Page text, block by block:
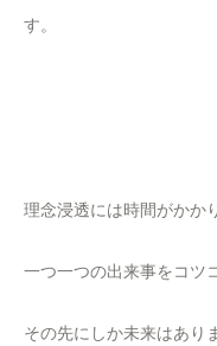
す。
理念浸透には時間がかか
一つ一つの出来事をコツ
その先にしか未来はあり